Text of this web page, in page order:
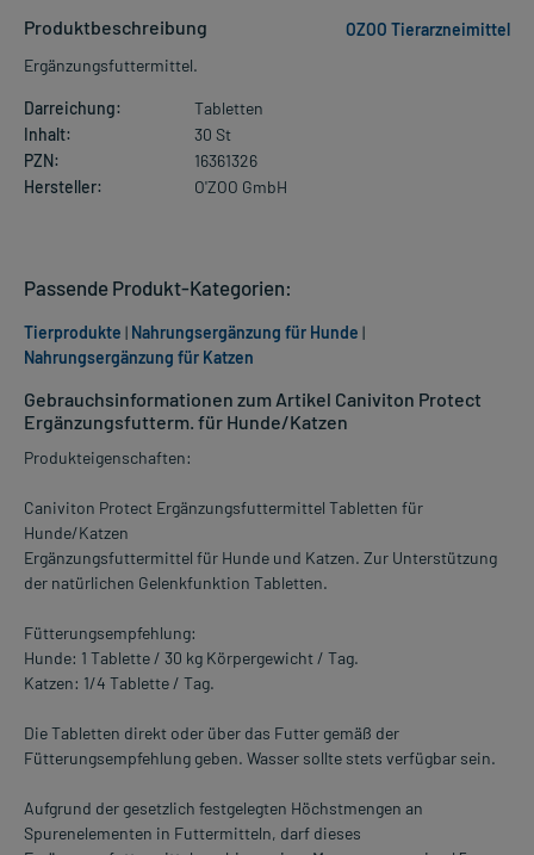
Produktbeschreibung
OZOO Tierarzneimittel
Ergänzungsfuttermittel.
Darreichung:
Tabletten
Inhalt:
30 St
PZN:
16361326
Hersteller:
O'ZOO GmbH
Gebrauchsinformationen zum Artikel Caniviton Protect
Ergänzungsfutterm. für Hunde/Katzen
Produkteigenschaften:
Caniviton Protect Ergänzungsfuttermittel Tabletten für
Hunde/Katzen
Ergänzungsfuttermittel für Hunde und Katzen. Zur Unterstützung
der natürlichen Gelenkfunktion Tabletten.
Fütterungsempfehlung:
Hunde: 1 Tablette / 30 kg Körpergewicht / Tag.
Katzen: 1/4 Tablette / Tag.
Die Tabletten direkt oder über das Futter gemäß der
Fütterungsempfehlung geben. Wasser sollte stets verfügbar sein.
Aufgrund der gesetzlich festgelegten Höchstmengen an
Spurenelementen in Futtermitteln, darf dieses
Passende Produkt-Kategorien:
Tierprodukte | Nahrungsergänzung für Hunde |
Nahrungsergänzung für Katzen